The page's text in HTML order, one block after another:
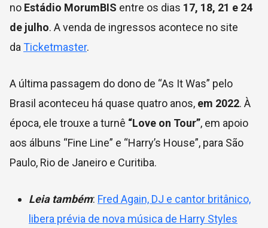
no Estádio MorumBIS entre os dias 17, 18, 21 e 24
de julho. A venda de ingressos acontece no site
da Ticketmaster.
A última passagem do dono de “As It Was” pelo
Brasil aconteceu há quase quatro anos, em 2022. À
época, ele trouxe a turnê “Love on Tour”, em apoio
aos álbuns “Fine Line” e “Harry’s House”, para São
Paulo, Rio de Janeiro e Curitiba.
Leia também: Fred Again, DJ e cantor britânico,
libera prévia de nova música de Harry Styles